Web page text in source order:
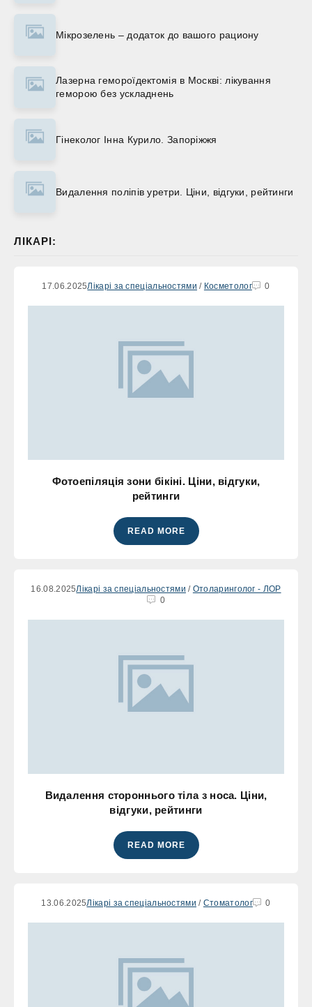
Мікрозелень – додаток до вашого рациону
Лазерна гемороїдектомія в Москві: лікування
геморою без ускладнень
Гінеколог Інна Курило. Запоріжжя
Видалення поліпів уретри. Ціни, відгуки, рейтинги
ЛІКАРІ:
17.06.2025Лікарі за спеціальностями / Косметолог 0
Фотоепіляція зони бікіні. Ціни, відгуки,
рейтинги
READ MORE
16.08.2025Лікарі за спеціальностями / Отоларинголог - ЛОР
0
Видалення стороннього тіла з носа. Ціни,
відгуки, рейтинги
READ MORE
13.06.2025Лікарі за спеціальностями / Стоматолог 0